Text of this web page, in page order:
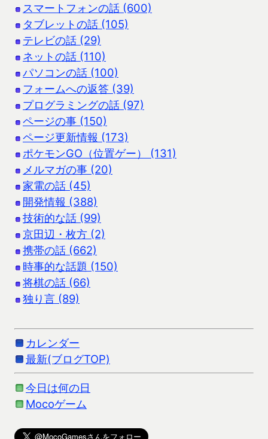
スマートフォンの話 (600)
タブレットの話 (105)
テレビの話 (29)
ネットの話 (110)
パソコンの話 (100)
フォームへの返答 (39)
プログラミングの話 (97)
ページの事 (150)
ページ更新情報 (173)
ポケモンGO（位置ゲー） (131)
メルマガの事 (20)
家電の話 (45)
開発情報 (388)
技術的な話 (99)
京田辺・枚方 (2)
携帯の話 (662)
時事的な話題 (150)
将棋の話 (66)
独り言 (89)
カレンダー
最新(ブログTOP)
今日は何の日
Mocoゲーム